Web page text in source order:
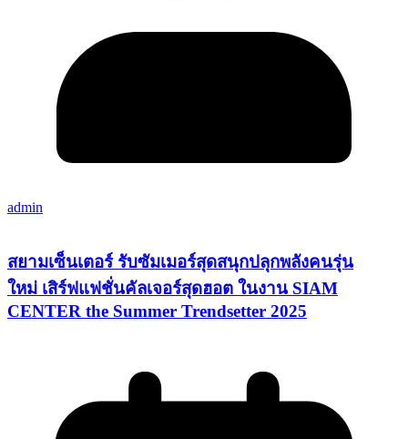
admin
สยามเซ็นเตอร์ รับซัมเมอร์สุดสนุกปลุกพลังคนรุ่น
ใหม่ เสิร์ฟแฟชั่นคัลเจอร์สุดฮอต ในงาน SIAM
CENTER the Summer Trendsetter 2025